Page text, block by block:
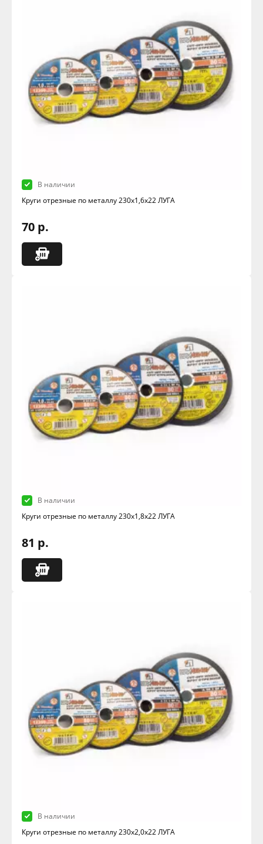
В наличии
Круги отрезные по металлу 230х1,6х22 ЛУГА
70 р.
В наличии
Круги отрезные по металлу 230х1,8х22 ЛУГА
81 р.
В наличии
Круги отрезные по металлу 230х2,0х22 ЛУГА